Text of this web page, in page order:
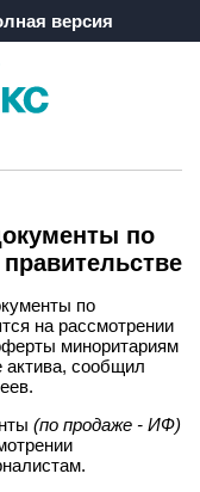
версия
по
по
на рассмотрении
миноритариям
актива, сообщил
(по продаже - ИФ)